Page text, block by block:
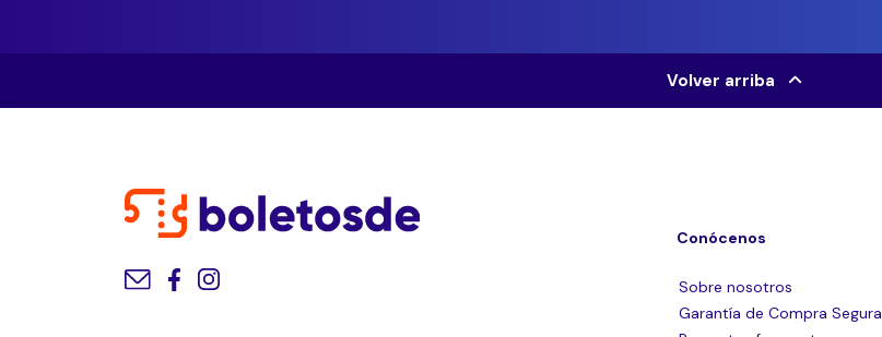
Volver arriba
Conócenos
Sobre nosotros
Garantía de Compra Segura